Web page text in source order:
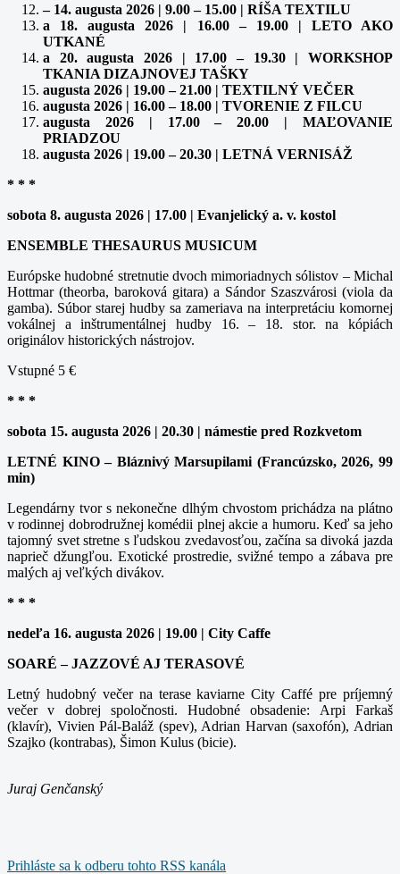
– 14. augusta 2026 | 9.00 – 15.00 | RÍŠA TEXTILU
a 18. augusta 2026 | 16.00 – 19.00 | LETO AKO
UTKANÉ
a 20. augusta 2026 | 17.00 – 19.30 | WORKSHOP
TKANIA DIZAJNOVEJ TAŠKY
augusta 2026 | 19.00 – 21.00 | TEXTILNÝ VEČER
augusta 2026 | 16.00 – 18.00 | TVORENIE Z FILCU
augusta 2026 | 17.00 – 20.00 | MAĽOVANIE
PRIADZOU
augusta 2026 | 19.00 – 20.30 | LETNÁ VERNISÁŽ
* * *
sobota 8. augusta 2026 | 17.00 | Evanjelický a. v. kostol
ENSEMBLE THESAURUS MUSICUM
Európske hudobné stretnutie dvoch mimoriadnych sólistov – Michal
Hottmar (theorba, baroková gitara) a Sándor Szaszvárosi (viola da
gamba). Súbor starej hudby sa zameriava na interpretáciu komornej
vokálnej a inštrumentálnej hudby 16. – 18. stor. na kópiách
originálov historických nástrojov.
Vstupné 5 €
* * *
sobota 15. augusta 2026 | 20.30 | námestie pred Rozkvetom
LETNÉ KINO – Bláznivý Marsupilami (Francúzsko, 2026, 99
min)
Legendárny tvor s nekonečne dlhým chvostom prichádza na plátno
v rodinnej dobrodružnej komédii plnej akcie a humoru. Keď sa jeho
tajomný svet stretne s ľudskou zvedavosťou, začína sa divoká jazda
naprieč džungľou. Exotické prostredie, svižné tempo a zábava pre
malých aj veľkých divákov.
* * *
nedeľa 16. augusta 2026 | 19.00 | City Caffe
SOARÉ – JAZZOVÉ AJ TERASOVÉ
Letný hudobný večer na terase kaviarne City Caffé pre príjemný
večer v dobrej spoločnosti. Hudobné obsadenie: Arpi Farkaš
(klavír), Vivien Pál-Baláž (spev), Adrian Harvan (saxofón), Adrian
Szajko (kontrabas), Šimon Kulus (bicie).
Juraj Genčanský
Prihláste sa k odberu tohto RSS kanála